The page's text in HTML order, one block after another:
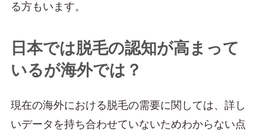
る方もいます。
日本では脱毛の認知が高まって
いるが海外では？
現在の海外における脱毛の需要に関しては、詳し
いデータを持ち合わせていないためわからない点